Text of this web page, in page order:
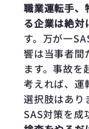
職業運転手、
る企業は絶対
す。万が一
響は当事者間
ます。事故を
考えれば、運
選択肢はあり
SAS対策を成